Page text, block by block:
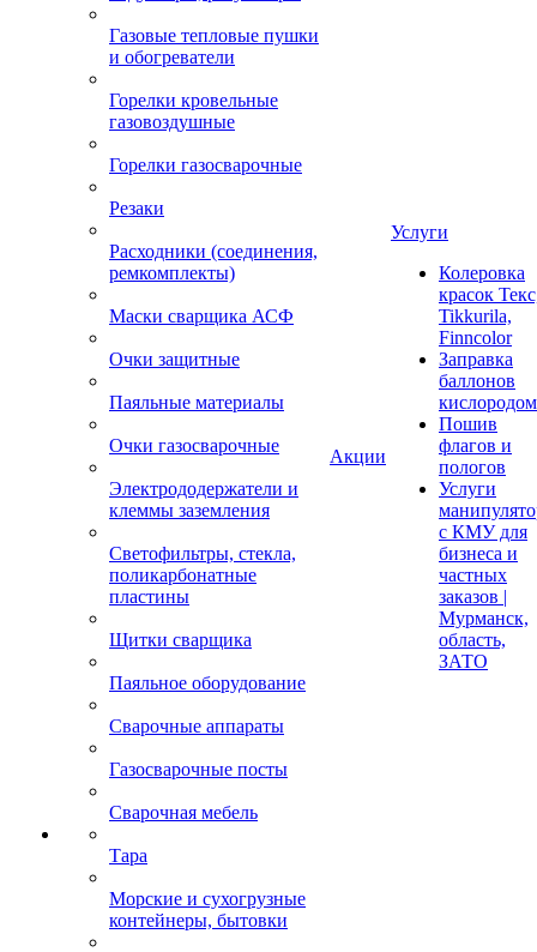
Газовые тепловые пушки
и обогреватели
Горелки кровельные
газовоздушные
Горелки газосварочные
Резаки
Расходники (соединения,
ремкомплекты)
Маски сварщика АСФ
Очки защитные
Паяльные материалы
Очки газосварочные
Электрододержатели и
клеммы заземления
Светофильтры, стекла,
поликарбонатные
пластины
Щитки сварщика
Паяльное оборудование
Сварочные аппараты
Газосварочные посты
Сварочная мебель
Тара
Морские и сухогрузные
контейнеры, бытовки
Акции
Услуги
Колеровка
красок
Tikkurila,
Finncolor
Заправка
баллонов
кислородом
Пошив
флагов и
пологов
Услуги
с КМУ для
бизнеса и
частных
заказов |
Мурманск,
область,
ЗАТО